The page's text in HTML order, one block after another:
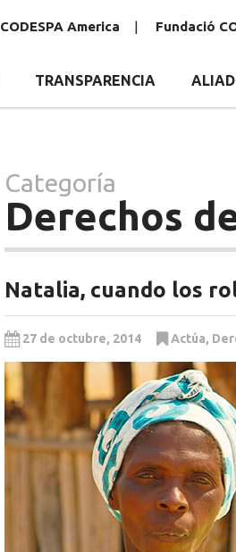
CODESPA America Fundació
TRANSPARENCIA
Categoría
Derechos
Natalia, cuando los
27 de octubre, 2014 Actúa,